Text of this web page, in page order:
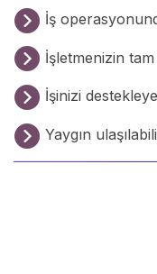
İş
İşletmenizin
İşinizi
Yaygın